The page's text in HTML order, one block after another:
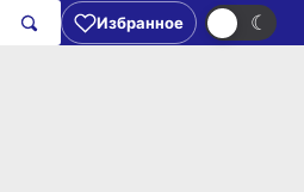
Избранное ☀ ☾